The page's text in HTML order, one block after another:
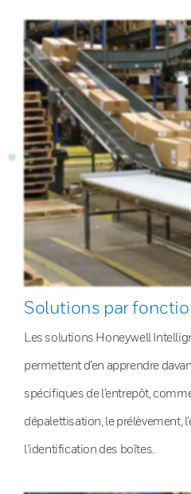
Solutions par
Les solutions Honeywell
permettent d’en apprendre
spécifiques de l’entrepôt,
dépalettisation, le prélèvement,
l’identification des boîtes.